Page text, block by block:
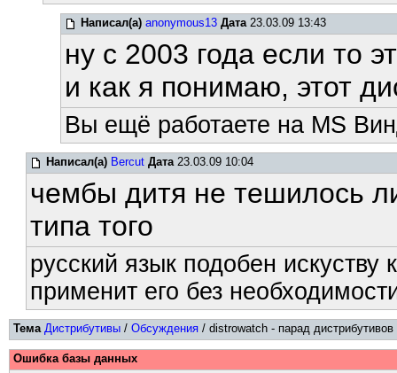
Написал(а) anonymous13 Дата23.03.09 13:43
ну с 2003 года если то
и как я понимаю, этот
Вы ещё работаете на MS
Написал(а) Bercut Дата23.03.09 10:04
чембы дитя не тешилось
типа того
русский язык подобен
применит его без
Тема Дистрибутивы / Обсуждения / distrowatch - парад дистрибутивов
Ошибка базы данных